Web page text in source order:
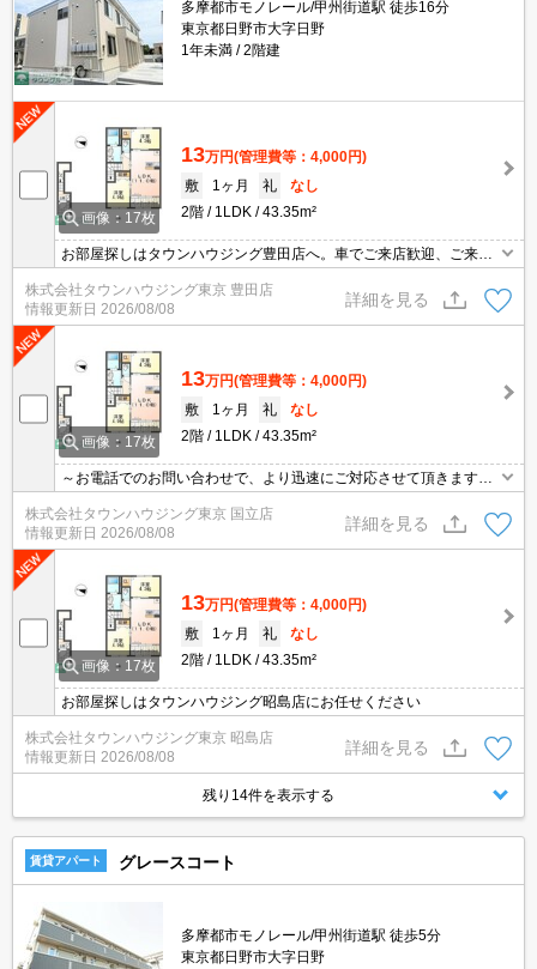
多摩都市モノレール/甲州街道駅 徒歩16分
東京都日野市大字日野
1年未満
2階建
画像：17枚
13万円(管理費等：4,000円)
敷
1ヶ月 礼
なし
2階
1LDK 43.35m²
お部屋探しはタウンハウジング豊田店へ。車でご来店歓迎、ご来店
用お客様駐車場あり！
株式会社タウンハウジング東京 豊田店
情報更新日 2026/08/08
詳細を見る
画像：17枚
13万円(管理費等：4,000円)
敷
1ヶ月 礼
なし
2階
1LDK 43.35m²
～お電話でのお問い合わせで、より迅速にご対応させて頂きます～
地域密着タウンハウジング【国立店】まで～
株式会社タウンハウジング東京 国立店
情報更新日 2026/08/08
詳細を見る
画像：17枚
13万円(管理費等：4,000円)
敷
1ヶ月 礼
なし
2階
1LDK 43.35m²
お部屋探しはタウンハウジング昭島店にお任せください
株式会社タウンハウジング東京 昭島店
情報更新日 2026/08/08
詳細を見る
残り14件を表示する
賃貸アパート グレースコート
多摩都市モノレール/甲州街道駅 徒歩5分
東京都日野市大字日野